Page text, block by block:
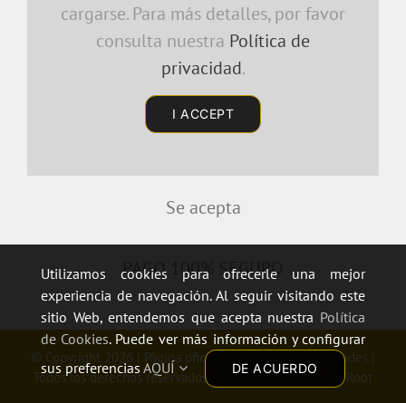
cargarse. Para más detalles, por favor
consulta nuestra Política de
privacidad.
I ACCEPT
Se acepta
PAGO 100% SEGURO
© Copyright 2026 | Página oficial de Verbum Antigüedades |
Todos los derechos reservados | Web administrada porRoot
Utilizamos cookies para ofrecerle una mejor
experiencia de navegación. Al seguir visitando este
sitio Web, entendemos que acepta nuestra Política
de Cookies. Puede ver más información y configurar
sus preferencias AQUÍ DE ACUERDO